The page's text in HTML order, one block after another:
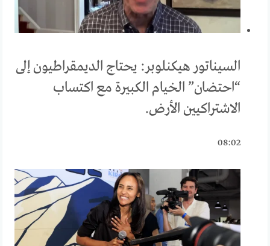
السيناتور هيكنلوبر: يحتاج الديمقراطيون إلى
“احتضان” الخيام الكبيرة مع اكتساب
الاشتراكيين الأرض.
08:02